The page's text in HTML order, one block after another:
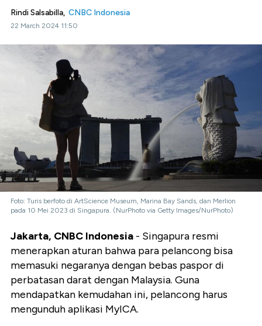
Rindi Salsabilla, CNBC Indonesia
22 March 2024 11:50
Foto: Turis berfoto di ArtScience Museum, Marina Bay Sands, dan Merlion
pada 10 Mei 2023 di Singapura. (NurPhoto via Getty Images/NurPhoto)
Jakarta, CNBC Indonesia - Singapura resmi
menerapkan aturan bahwa para pelancong bisa
memasuki negaranya dengan bebas paspor di
perbatasan darat dengan Malaysia. Guna
mendapatkan kemudahan ini, pelancong harus
mengunduh aplikasi MyICA.